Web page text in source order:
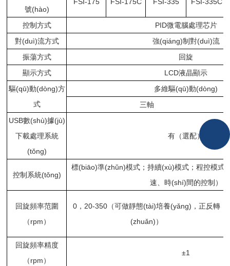
號(hào)
控制方式
PID微電腦處理芯片
對(duì)流方式
強(qiáng)制對(duì)流
振蕩方式
回旋
顯示方式
LCD液晶顯示
驅(qū)動(dòng)方
式
多維驅(qū)動(dòng)
三軸
USB數(shù)據(jù)
下載處理系統
(tǒng)
有（選配）
控制系統(tǒng)
標(biāo)準(zhǔn)模式；持續(xù)模式；程控模式
速、時(shí)間的控制）
回旋頻率范圍
（rpm）
0，20-350（可做靜態(tài)培養(yǎng)，正反轉
(zhuǎn)）
回旋頻率精度
（rpm）
±1